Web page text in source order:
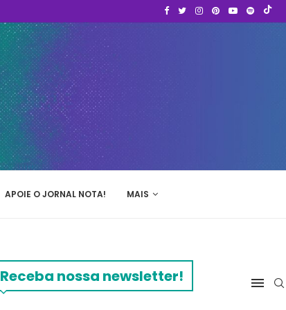
APOIE O JORNAL NOTA! MAIS
Receba nossa newsletter!